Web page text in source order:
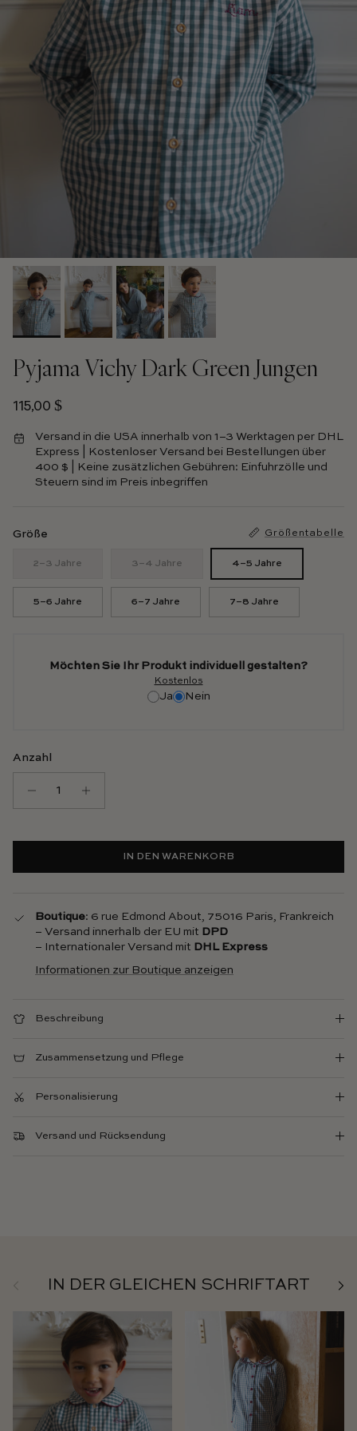
Pyjama Vichy Dark Green Jungen
Regulärer Preis
115,00 $
Versand in die USA innerhalb von 1–3 Werktagen per DHL
Express | Kostenloser Versand bei Bestellungen über
400 $ | Keine zusätzlichen Gebühren: Einfuhrzölle und
Steuern sind im Preis inbegriffen
Größe Größentabelle
2–3 Jahre 3–4 Jahre 4–5 Jahre
5–6 Jahre 6–7 Jahre 7–8 Jahre
Möchten Sie Ihr Produkt individuell gestalten?
Kostenlos
Ja Nein
Anzahl
IN DEN WARENKORB
Boutique: 6 rue Edmond About, 75016 Paris, Frankreich
– Versand innerhalb der EU mit DPD
– Internationaler Versand mit DHL Express
Informationen zur Boutique anzeigen
Beschreibung
Zusammensetzung und Pflege
Personalisierung
Versand und Rücksendung
IN DER GLEICHEN SCHRIFTART